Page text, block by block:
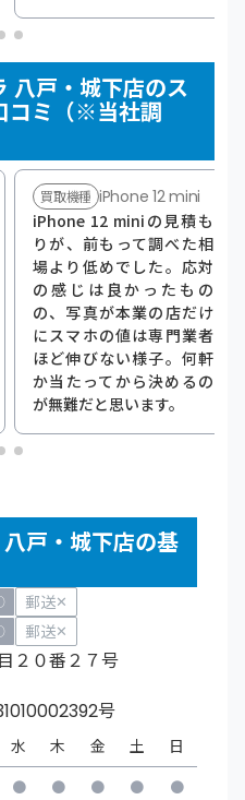
八戸・城下店のス
コミ（※当社調
買取機種 iPhone 12 mini
iPhone 12 miniの見積も
りが、前もって調べた相
場より低めでした。応対
の感じは良かったもの
の、写真が本業の店だけ
にスマホの値は専門業者
ほど伸びない様子。何軒
か当たってから決めるの
が無難だと思います。
戸・城下店の基
郵送✕
郵送✕
２０番２７号
号
水
●
木
●
金
●
土
●
日
●